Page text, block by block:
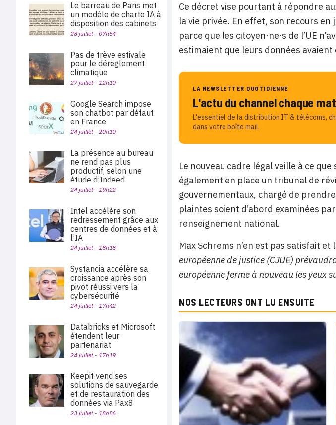
Ce décret vise pourtant à répondre
la vie privée. En effet, son recours en
parce que les citoyen·ne·s de l’UE
estimaient que leurs données
LA NEWSLETTER QUOTIDIENNE
L'actu du channel chaque
L'essentiel de la distribution IT & télécoms,
dans votre boîte mail.
Le nouveau cadre légal veille à ce
également en place un tribunal de
gouvernementaux, chargé de prendre
plaintes soient d’abord examinées
renseignement national.
Max Schrems n’en est pas satisfait et
européenne de justice (CJUE)
européenne ferme à nouveau les yeux
NOS LECTEURS ONT LU ENSUITE
Le barreau de Paris met
un modèle de charte IA à
disposition des cabinets
28 juillet - 07h54
Pas de trève estivale
pour le dérèglement
climatique
27 juillet - 12h10
Google Search impose
son chatbot par défaut
en France
24 juillet - 20h10
La présence au bureau
ne rend pas plus
productif, selon une
étude d’Indeed
24 juillet - 19h22
Intel accélère son
redressement grâce aux
centres de données et à
l’IA
24 juillet - 18h18
Systancia accélère sa
croissance après son
pivot réussi vers la
cybersécurité
24 juillet - 17h42
Databricks et Microsoft
étendent leur
partenariat
24 juillet - 17h19
Keepit vend ses
solutions de sauvegarde
et de restauration des
données via Pax8
23 juillet - 18h56